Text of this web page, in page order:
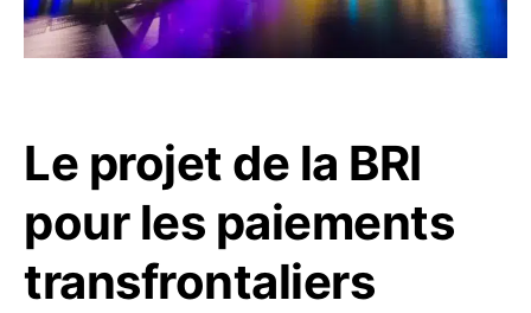
Le projet de la BRI
pour les paiements
transfrontaliers